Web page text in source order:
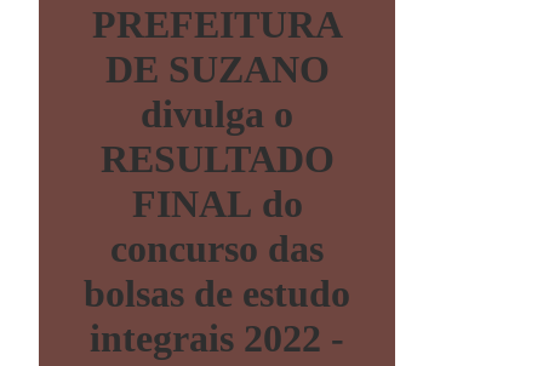
PREFEITURA
DE SUZANO
divulga o
RESULTADO
FINAL do
concurso das
bolsas de estudo
integrais 2022 -